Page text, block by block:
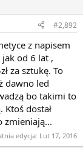
#2,892
z napisem
od 6 lat ,
za sztukę. To
dawno led
bo takimi to
dostał
zmieniają...
edycja: Lut 17, 2016